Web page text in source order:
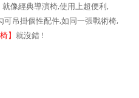
像經典導演椅,使用上超便利,
吊掛個性配件,如同一張戰術椅,
】 就沒錯 !